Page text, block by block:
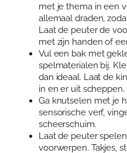
met je thema in een
allemaal draden,
Laat de peuter de
met zijn handen of
Vul een bak met
spelmaterialen bij.
dan ideaal. Laat de
in en er uit scheppen.
Ga knutselen met je
sensorische verf,
scheerschuim.
Laat de peuter
voorwerpen. Takjes,